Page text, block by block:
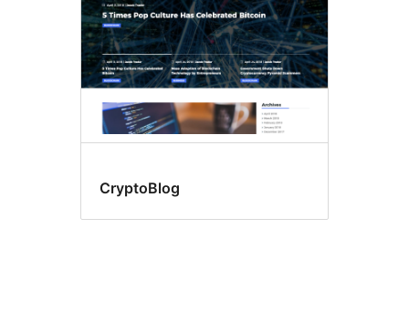
CryptoBlog